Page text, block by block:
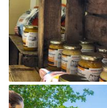

Agrandir la photo